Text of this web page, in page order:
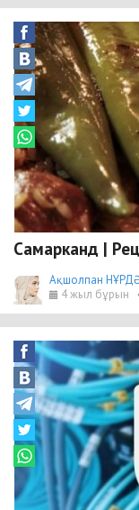
Самарканд |
Ақшолпан
4 жыл бұрын